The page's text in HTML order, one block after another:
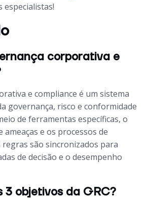
especialistas!
corporativa e
e compliance é um sistema
governança, risco e conformidade
de ferramentas específicas, o
ameaças e os processos de
são sincronizados para
de decisão e o desempenho
3 objetivos da GRC?